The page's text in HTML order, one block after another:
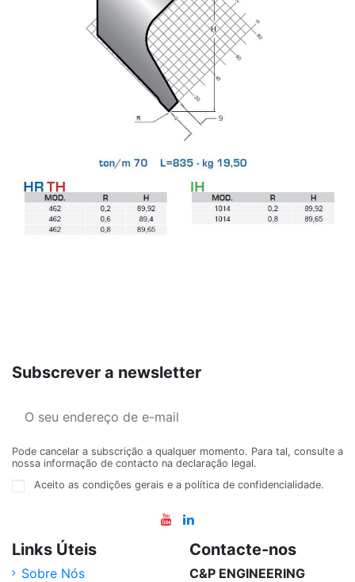
Subscrever a newsletter
Pode cancelar a subscrição a qualquer momento. Para tal, consulte a
nossa informação de contacto na declaração legal.
Aceito as condições gerais e a política de confidencialidade.
Links Úteis
Sobre Nós
Contacte-nos
C&P ENGINEERING